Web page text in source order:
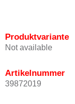
Produktvariante
Not available
Artikelnummer
39872019